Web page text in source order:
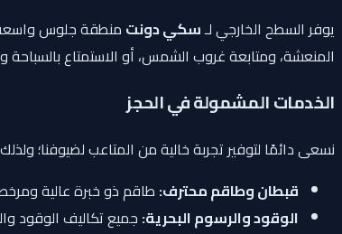
يوفر السطح الخارجي لـسكي دونت
المنعشة، ومتابعة غروب الشمس، أو الاستمتاع بالسباحة
الخدمات المشمولة في الحجز
نسعى دائمًا لتوفير تجربة خالية من المتاعب لضيوفنا؛
قبطان وطاقم محترف:طاقم ذو خبرة عالية ومرخص
الوقود والرسوم البحرية: جميع تكاليف الوقود